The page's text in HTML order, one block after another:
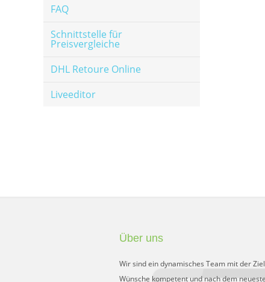
FAQ
Schnittstelle für
Preisvergleiche
DHL Retoure Online
Liveeditor
Über uns
Wir sind ein dynamisches Team mit der
Wünsche kompetent und nach dem